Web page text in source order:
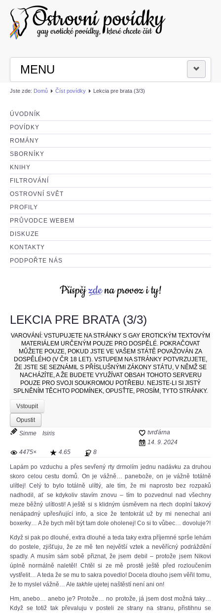
MENU
PŘIHLÁSIT SE
ČÍST POVÍDKY
NAPSAT POVÍDKU
Jste zde: Domů Číst povídky Lekcia pre brata (3/3)
ÚVODNÍK
POVÍDKY
ROMÁNY
SBORNÍKY
KNIHY
FILTROVÁNÍ
OSTROVNÍ SVĚT
PROFILY
PRŮVODCE WEBEM
DISKUZE
KONTAKTY
PODPOŘTE NÁS
LEKCIA PRE BRATA (3/3)
VAROVÁNÍ: VSTUPUJETE NA STRÁNKY S GAY EROTICKÝM TEXTOVÝM
MATERIÁLEM URČENÝM POUZE PRO DOSPĚLÉ. POKRAČOVAT
MŮŽETE POUZE, POKUD JSTE VE VAŠEM STÁTĚ POVAŽOVÁN ZA
DOSPĚLÉHO (V ČR 18 LET). VSTUPEM NA STRÁNKY POTVRZUJETE,
ŽE JSTE SE SEZNÁMIL S PŘÍSLUŠNÝMI ZÁKONY STÁTU, V NĚMŽ SE
NACHÁZÍTE, A ŽE BUDETE VYUŽÍVAT OBSAH TOHOTO SERVERU
POUZE PRO SVOJI SOUKROMOU POTŘEBU. NEJSTE-LI SI JISTÝ
SPLNĚNÍM TĚCHTO PODMÍNEK, OPUSŤTE, PROSÍM, TYTO STRÁNKY.
Vstoupit
Opustit
Sinme
Isiris
tvrďárna
14. 9. 2024
4475×
4.65 8
Lapám po vzduchu a přes sevřený rty drmolím jednu nadávku za druhou
skoro celou cestu domů. On je vážně… panebože, on je vážně totálně
ulítlej! Celý to bylo totálně ulítlý, ale tím, že mi naprosto bez rozpaků
nadhodil, ať se kdykoliv stavím znovu – tím to pozvednul nad všechny
meze běžný ulítlosti! A ještě si s klidným úsměvem na rtech doplní takový
nenápadný upřesňující info, a sice že tentokrát už by mi nenechal ani
boxerky… A že bych měl být tam dole oholenej! Co si to vůbec… dovoluje?!
Když si pak po dlouhé, extra dlouhé a teda taky extra příjemné sprše lehám
do postele, zjišťuju, že ze mě ten největší vztek a nevěřícný podráždění
spadly. A musím sám sobě přiznat, že jsem debil – protože jsem Nikovi
úplně normálně naletěl! Chtěl si ze mě prostě ještě před rozloučením
vystřelit… A teda že se mu to sakra povedlo! Docela dlouho jsem věřil tomu,
že to myslel vážně… Ale takhle ujetej naštěstí není ani on!
Hm, anebo… anebo je? Protože… no protože, já jsem dost možná taky…
Když se totiž tak převaluju v posteli ze strany na stranu, přistihnu se